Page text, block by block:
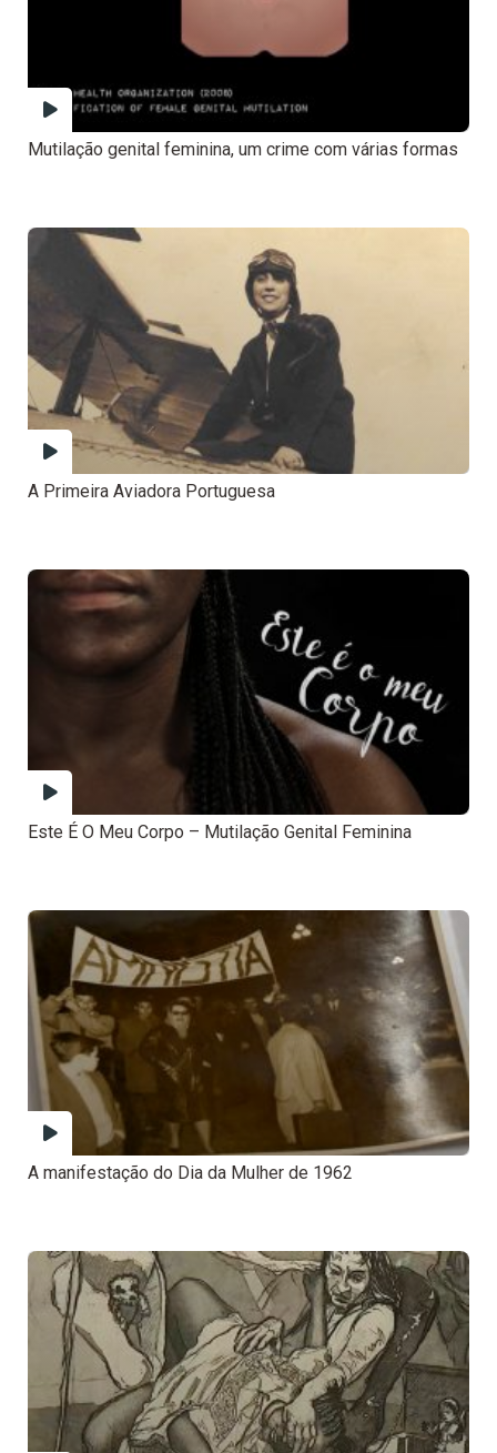
Mutilação genital feminina, um crime com várias formas
A Primeira Aviadora Portuguesa
Este É O Meu Corpo – Mutilação Genital Feminina
A manifestação do Dia da Mulher de 1962